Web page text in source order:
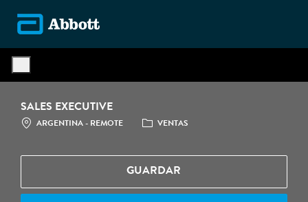
SALES EXECUTIVE
LOCATION
ARGENTINA - REMOTE CATEGORÍA
VENTAS
GUARDAR